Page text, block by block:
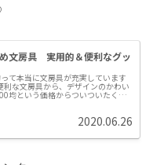
文房具 実用的＆便利なグッ
て本当に文房具が充実しています
利な文房具から、デザインのかわい
均という価格からついついたくさ
なります。 100均のなかでもダイソ
2020.06.26